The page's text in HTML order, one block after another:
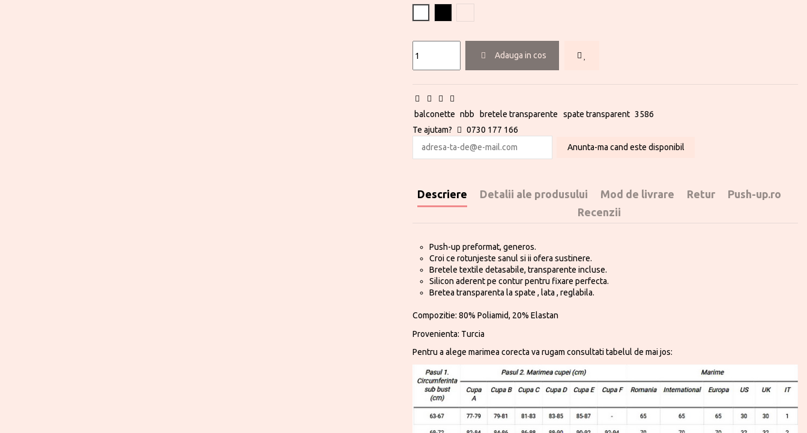
Adauga in cos
balconette nbb bretele transparente spate transparent 3586
Te ajutam?
0730 177 166
Anunta-ma cand este disponibil
Descriere Detalii ale produsului Mod de livrare Retur
Push-up.ro
Recenzii
Push-up preformat, generos.
Croi ce rotunjeste sanul si ii ofera sustinere.
Bretele textile detasabile, transparente incluse.
Silicon aderent pe contur pentru fixare perfecta.
Bretea transparenta la spate , lata , reglabila.
Compozitie: 80% Poliamid, 20% Elastan
Provenienta: Turcia
Pentru a alege marimea corecta va rugam consultati tabelul de mai jos: